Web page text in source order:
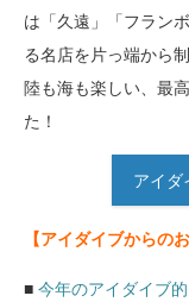
は「久遠」「フラン
る名店を片っ端から制
陸も海も楽しい、最
た！
アイダ
【アイダイブからの
■ 今年のアイダイブ